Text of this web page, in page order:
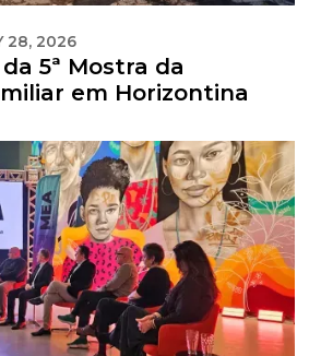
28, 2026
5ª Mostra da
em Horizontina